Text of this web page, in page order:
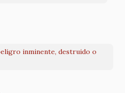
inminente, destruido o